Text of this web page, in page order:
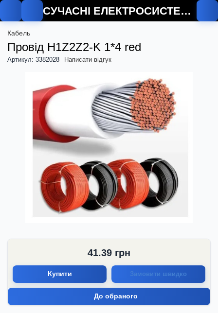
СУЧАСНІ ЕЛЕКТРОСИСТЕМИ
Кабель
Провід H1Z2Z2-K 1*4 red
Артикул: 3382028 Написати відгук
41.39 грн
Купити Замовити швидко
До обраного